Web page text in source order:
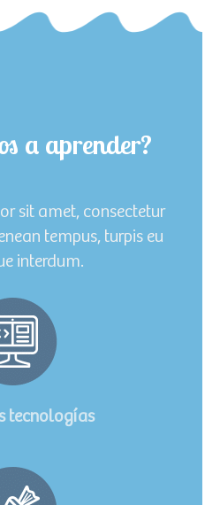
a aprender?
sit amet, consectetur
tempus, turpis eu
interdum.
tecnologías